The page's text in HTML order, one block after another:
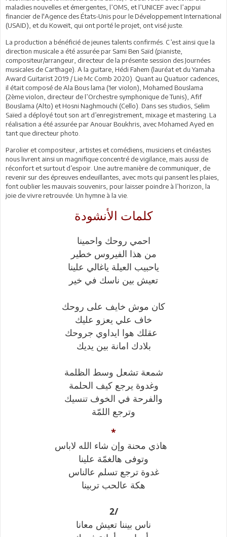
maladies nouvelles et émergentes, l’OMS, et l’UNICEF avec l’appui
financier de l'Agence des États-Unis pour le Développement International
(USAID), et du Koweït, qui ont porté le projet, ont visé juste.
La production a bénéficié de jeunes talents confirmés. C’est ainsi que la
direction musicale a été assurée par Sami Ben Saïd (pianiste,
compositeur/arrangeur, directeur de la présente session des Journées
musicales de Carthage). A la guitare, Hédi Fahem (lauréat et du Yamaha
Award Guitarist 2019 / Lie Mc Comb 2020). Quant au Quatuor cadences,
il était composé de Ala Bous lama (1er violon), Mohamed Bouslama
(2ème violon, directeur de l’Orchestre symphonique de Tunis), Afif
Bouslama (Alto) et Hosni Naghmouchi (Cello). Dans ses studios, Selim
Saïed a déployé tout son art d’enregistrement, mixage et mastering. La
réalisation a été assurée par Anouar Boukhris, avec Mohamed Ayed en
tant que directeur photo.
Parolier et compositeur, artistes et comédiens, musiciens et cinéastes
nous livrent ainsi un magnifique concentré de vigilance, mais aussi de
réconfort et surtout d’espoir. Une autre manière de communiquer, de
revenir sur des épreuves endeuillantes, avec mots qui pansent les plaies,
font oublier les mauvais souvenirs, pour laisser poindre à l’horizon, la
joie de vivre retrouvée. Un hymne à la vie.
كلمات الأنشودة
احمي روحك واحمينا
من هذا الفيروس خطير
ياحبيب العيلة ياغالي علينا
تعيش بين ناسك في خير
كان موش خايف على روحك
خاف علي يعزو عليك
بلادك امانة بين يديك
شمعة تشعل وسط الظلمة
وغدوة يرجع كيف الحلمة
والفرحة في الخوف تنسيك
وترجع اللمّة
*
وتوفى هالغمّة علينا
غدوة ترجع تسلم عالناس
هكة عالحب تربينا
2/
ناس بيننا تعيش معانا